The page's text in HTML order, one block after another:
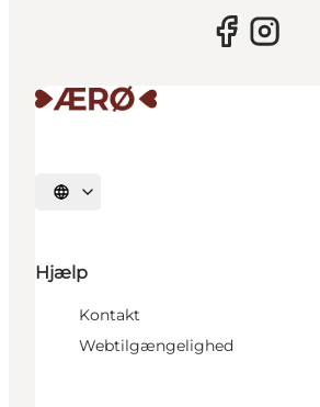
Vælg sprog
Hjælp
Kontakt
Webtilgængelighed